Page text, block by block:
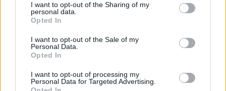
not limited to your visit or usage behaviour. You may click to
grant or deny consent to Google and its third-party tags to
use your data for below specified purposes in below Google
consent section.
I want to opt-out of the Sharing of my
personal data.
Opted In
I want to opt-out of the Sale of my
Personal Data.
Opted In
I want to opt-out of processing my
Personal Data for Targeted Advertising.